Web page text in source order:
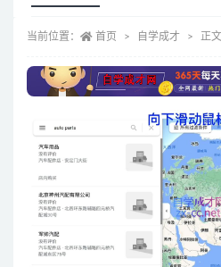
当前位置： 首页 自学成才 正文